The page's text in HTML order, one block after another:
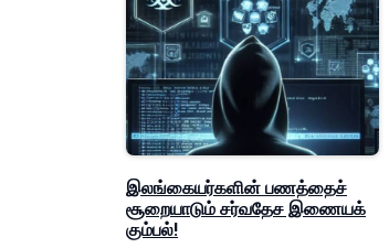
இலங்கையர்களின் பணத்தைச்
சூறையாடும் சர்வதேச இணையக்
கும்பல்!